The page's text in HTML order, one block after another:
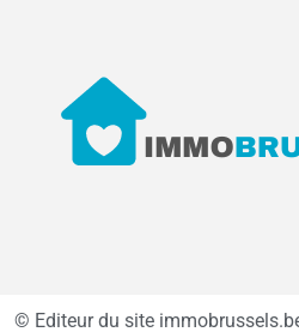
© Editeur du site